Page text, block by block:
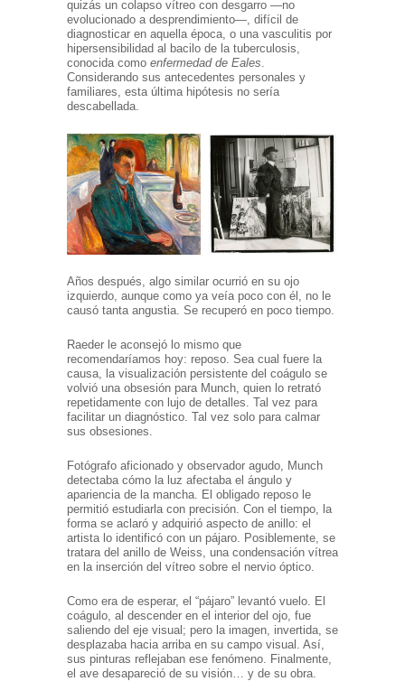
quizás un colapso vítreo con desgarro —no
evolucionado a desprendimiento—, difícil de
diagnosticar en aquella época, o una vasculitis por
hipersensibilidad al bacilo de la tuberculosis,
conocida como enfermedad de Eales.
Considerando sus antecedentes personales y
familiares, esta última hipótesis no sería
descabellada.
Años después, algo similar ocurrió en su ojo
izquierdo, aunque como ya veía poco con él, no le
causó tanta angustia. Se recuperó en poco tiempo.
Raeder le aconsejó lo mismo que
recomendaríamos hoy: reposo. Sea cual fuere la
causa, la visualización persistente del coágulo se
volvió una obsesión para Munch, quien lo retrató
repetidamente con lujo de detalles. Tal vez para
facilitar un diagnóstico. Tal vez solo para calmar
sus obsesiones.
Fotógrafo aficionado y observador agudo, Munch
detectaba cómo la luz afectaba el ángulo y
apariencia de la mancha. El obligado reposo le
permitió estudiarla con precisión. Con el tiempo, la
forma se aclaró y adquirió aspecto de anillo: el
artista lo identificó con un pájaro. Posiblemente, se
tratara del anillo de Weiss, una condensación vítrea
en la inserción del vítreo sobre el nervio óptico.
Como era de esperar, el “pájaro” levantó vuelo. El
coágulo, al descender en el interior del ojo, fue
saliendo del eje visual; pero la imagen, invertida, se
desplazaba hacia arriba en su campo visual. Así,
sus pinturas reflejaban ese fenómeno. Finalmente,
el ave desapareció de su visión… y de su obra.